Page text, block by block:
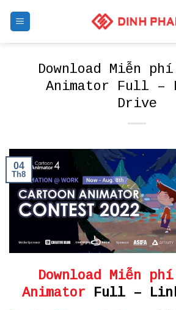
Download Miễn
Animator Full –
Drive
04
Th8
Download Miễn
Animator Full –